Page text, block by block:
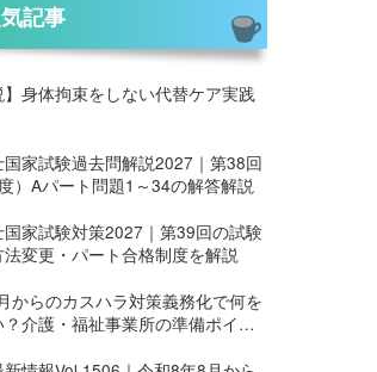
記事
】身体拘束をしない代替ケア実践
家試験過去問解説2027｜第38回
）Aパート問題1～34の解答解説
家試験対策2027｜第39回の試験
法変更・パート合格制度を解説
からのカスハラ対策義務化で何を
介護・福祉事業所の準備ポイン